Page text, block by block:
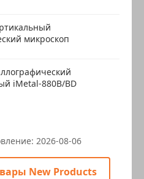
микроскоп
iMetal-880B/BD
2026-08-06
New Products